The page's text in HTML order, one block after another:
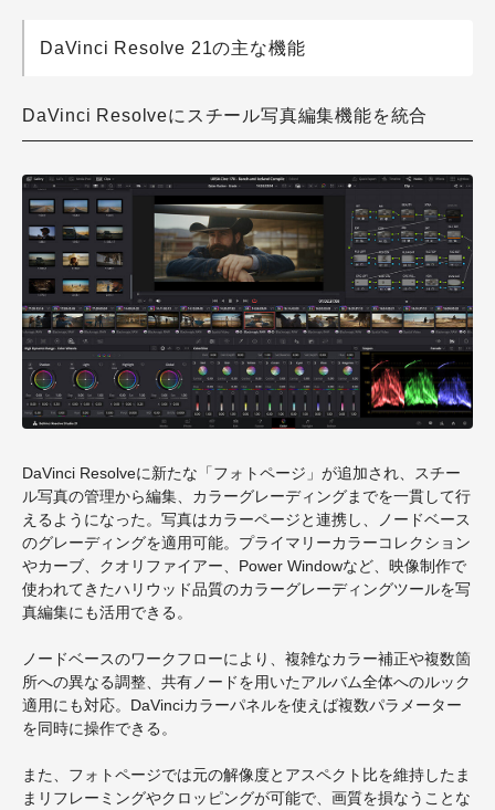
DaVinci Resolve 21の主な機能
DaVinci Resolveにスチール写真編集機能を統合
DaVinci Resolveに新たな「フォトページ」が追加され、スチー
ル写真の管理から編集、カラーグレーディングまでを一貫して行
えるようになった。写真はカラーページと連携し、ノードベース
のグレーディングを適用可能。プライマリーカラーコレクション
やカーブ、クオリファイアー、Power Windowなど、映像制作で
使われてきたハリウッド品質のカラーグレーディングツールを写
真編集にも活用できる。
ノードベースのワークフローにより、複雑なカラー補正や複数箇
所への異なる調整、共有ノードを用いたアルバム全体へのルック
適用にも対応。DaVinciカラーパネルを使えば複数パラメーター
を同時に操作できる。
また、フォトページでは元の解像度とアスペクト比を維持したま
まリフレーミングやクロッピングが可能で、画質を損なうことな